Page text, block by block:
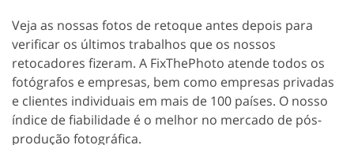
Veja as nossas fotos de retoque antes depois para
verificar os últimos trabalhos que os nossos
retocadores fizeram. A FixThePhoto atende todos os
fotógrafos e empresas, bem como empresas privadas
e clientes individuais em mais de 100 países. O nosso
índice de fiabilidade é o melhor no mercado de pós-
produção fotográfica.